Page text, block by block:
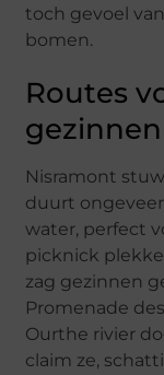
toch gevoel
bomen.
Routes
gezinnen
Nisramont
duurt
water, perfect
picknick
zag gezinnen
Promenade
Ourthe rivier
claim ze,